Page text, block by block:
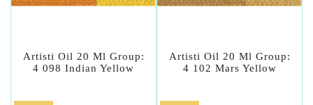
Artisti Oil 20 Ml Group:
4 098 Indian Yellow
Artisti Oil 20 Ml Group:
4 102 Mars Yellow